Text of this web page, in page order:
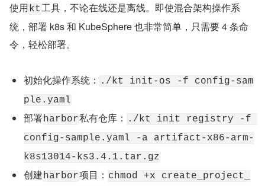
使用kt工具，不论在线还是离线。即使混合架构操作系
统，部署 k8s 和 KubeSphere 也非常简单，只需要 4 条命
令，轻松部署。
初始化操作系统：
./kt init-os -f config-sam
ple.yaml
部署harbor私有仓库：
./kt init registry -f
config-sample.yaml -a artifact-x86-arm-
k8s13014-ks3.4.1.tar.gz
创建harbor项目： chmod +x create_project_